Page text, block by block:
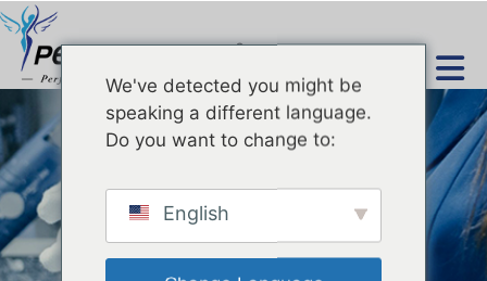
Produtos
We've detected you might be
speaking a different language.
Do you want to change to:
English